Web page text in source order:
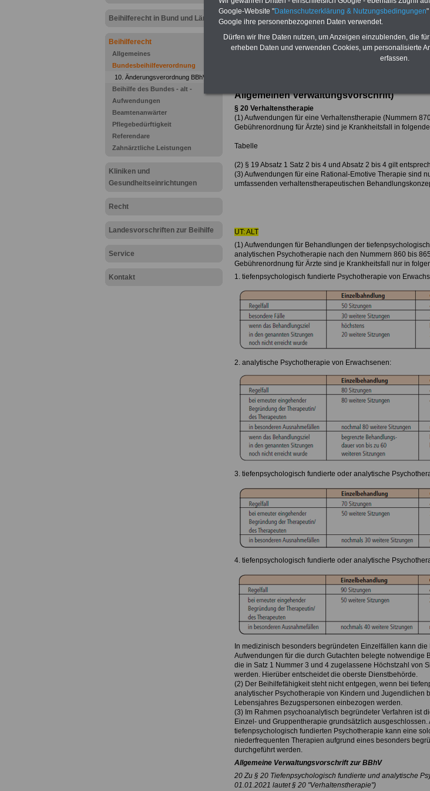
Beihilferecht in Bund und Ländern
Beihilferecht
Allgemeines
Bundesbeihilfeverordnung
10. Änderungsverordnung BBhV
Beihilfe des Bundes - alt -
Aufwendungen
Beamtenanwärter
Pflegebedürftigkeit
Referendare
Zahnärztliche Leistungen
Kliniken und
Gesundheitseinrichtungen
Recht
Landesvorschriften zur Beihilfe
Service
Kontakt
Zum Komplettpreis von nur 22,50
Euro können Sie den USB-Stick
(32 GB) mit 8 aufgespielten
>>>Hier zur Bestellung
Bestellung
Allgemeinen Verwaltungsvorschrift)
§ 20 Verhaltenstherapie
(1) Aufwendungen für eine Verhaltenstherapie (Nummern
Gebührenordnung für Ärzte) sind je Krankheitsfall in
Tabelle
(2) § 19 Absatz 1 Satz 2 bis 4 und Absatz 2 bis 4 gilt
(3) Aufwendungen für eine Rational-Emotive Therapie sind
umfassenden verhaltenstherapeutischen
UT: ALT
(1) Aufwendungen für Behandlungen der
analytischen Psychotherapie nach den Nummern 860 bis
Gebührenordnung für Ärzte sind je Krankheitsfall nur in
1. tiefenpsychologisch fundierte Psychotherapie von
2. analytische Psychotherapie von Erwachsenen:
3. tiefenpsychologisch fundierte oder analytische
4. tiefenpsychologisch fundierte oder analytische
In medizinisch besonders begründeten Einzelfällen kann
Aufwendungen für die durch Gutachten belegte notwendige
die in Satz 1 Nummer 3 und 4 zugelassene Höchstzahl von
werden. Hierüber entscheidet die oberste Dienstbehörde.
(2) Der Beihilfefähigkeit steht nicht entgegen, wenn bei
analytischer Psychotherapie von Kindern und Jugendlichen
Lebensjahres Bezugspersonen einbezogen werden.
(3) Im Rahmen psychoanalytisch begründeter Verfahren ist
Einzel- und Gruppentherapie grundsätzlich ausgeschlossen.
tiefenpsychologisch fundierten Psychotherapie kann eine
niederfrequenten Therapien aufgrund eines besonders
durchgeführt werden.
Allgemeine Verwaltungsvorschrift zur BBhV
20 Zu § 20 Tiefenpsychologisch fundierte und analytische
01.01.2021 lautet § 20 "Verhaltenstherapie")
Google-Website "Datenschutzerklärung & Nutzungsbedingungen
Google ihre personenbezogenen Daten verwendet.
Dürfen wir Ihre Daten nutzen, um Anzeigen einzublenden, die
erheben Daten und verwenden Cookies, um personalisierte
erfassen.